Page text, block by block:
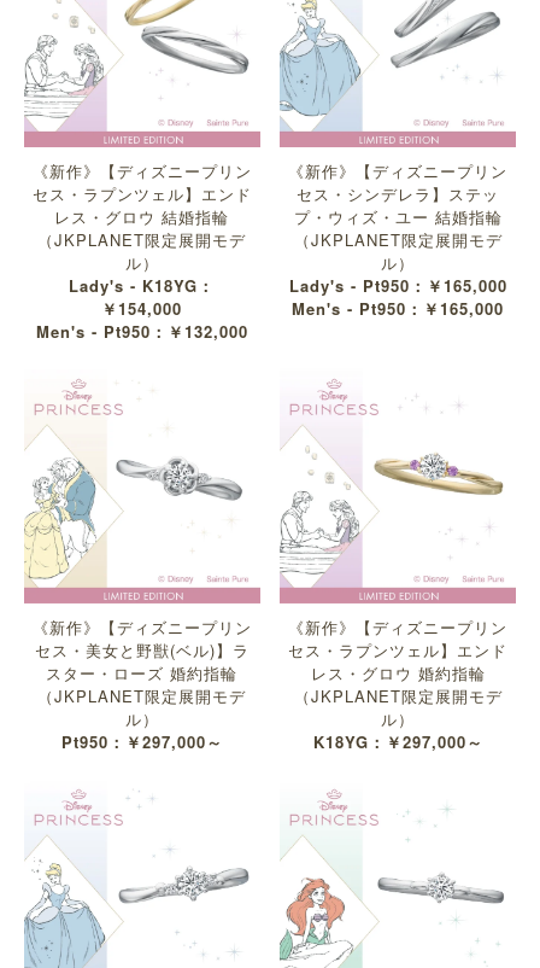
《新作》【ディズニープリン
セス・ラプンツェル】エンド
レス・グロウ 結婚指輪
（JKPLANET限定展開モデ
ル）
Lady's - K18YG：
￥154,000
Men's - Pt950：￥132,000
《新作》【ディズニープリン
セス・シンデレラ】ステッ
プ・ウィズ・ユー 結婚指輪
（JKPLANET限定展開モデ
ル）
Lady's - Pt950：￥165,000
Men's - Pt950：￥165,000
《新作》【ディズニープリン
セス・美女と野獣(ベル)】ラ
スター・ローズ 婚約指輪
（JKPLANET限定展開モデ
ル）
Pt950：￥297,000～
《新作》【ディズニープリン
セス・ラプンツェル】エンド
レス・グロウ 婚約指輪
（JKPLANET限定展開モデ
ル）
K18YG：￥297,000～